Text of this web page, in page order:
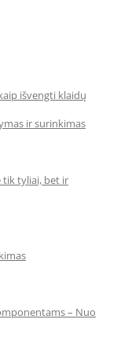
išvengti klaidų
ir surinkimas
tik tyliai, bet ir
– Nuo